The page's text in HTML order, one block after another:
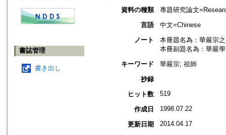
書誌管理
書き出し
資料の種類
專題研究論文
言語
中文=Chinese
ノート
本冊題名為：華嚴宗
本冊副題名為：華嚴
キーワード
華嚴宗; 祖師
抄録
ヒット数
519
作成日 1998.07.22
更新日期 2014.04.17